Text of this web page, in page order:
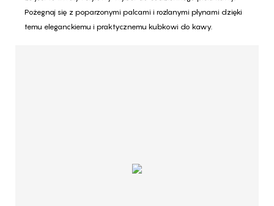
Pożegnaj się z poparzonymi palcami i rozlanymi płynami dzięki
temu eleganckiemu i praktycznemu kubkowi do kawy.